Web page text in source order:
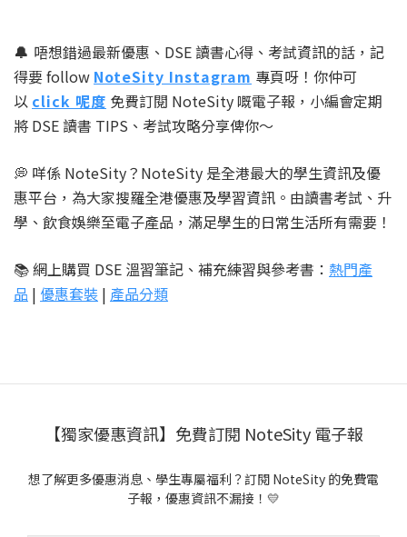
🔔 唔想錯過最新優惠、DSE 讀書心得、考試資訊的話，記
得要 follow NoteSity Instagram 專頁呀！你仲可
以 click 呢度 免費訂閱 NoteSity 嘅電子報，小編會定期
將 DSE 讀書 TIPS、考試攻略分享俾你～
💭 咩係 NoteSity？NoteSity 是全港最大的學生資訊及優
惠平台，為大家搜羅全港優惠及學習資訊。由讀書考試、升
學、飲食娛樂至電子產品，滿足學生的日常生活所有需要！
📚 網上購買 DSE 溫習筆記、補充練習與參考書： 熱門產
品 | 優惠套裝 | 產品分類
【獨家優惠資訊】免費訂閱 NoteSity 電子報
想了解更多優惠消息、學生專屬福利？訂閱 NoteSity 的免費電
子報，優惠資訊不漏接！💛